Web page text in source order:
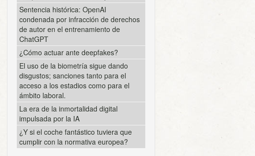
Sentencia histórica: OpenAI
condenada por infracción de derechos
de autor en el entrenamiento de
ChatGPT
¿Cómo actuar ante deepfakes?
El uso de la biometría sigue dando
disgustos; sanciones tanto para el
acceso a los estadios como para el
ámbito laboral.
La era de la inmortalidad digital
impulsada por la IA
¿Y si el coche fantástico tuviera que
cumplir con la normativa europea?